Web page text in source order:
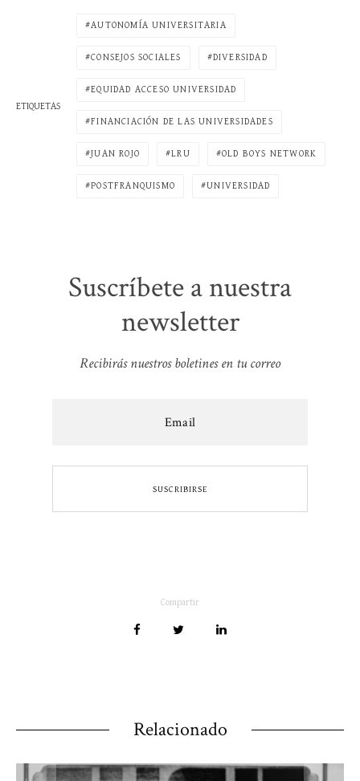
ETIQUETAS
AUTONOMÍA UNIVERSITARIA
CONSEJOS SOCIALES DIVERSIDAD
EQUIDAD ACCESO UNIVERSIDAD
FINANCIACIÓN DE LAS UNIVERSIDADES
JUAN ROJO LRU OLD BOYS NETWORK
POSTFRANQUISMO UNIVERSIDAD
Suscríbete a nuestra
newsletter
Recibirás nuestros boletines en tu correo
Compartir
Relacionado